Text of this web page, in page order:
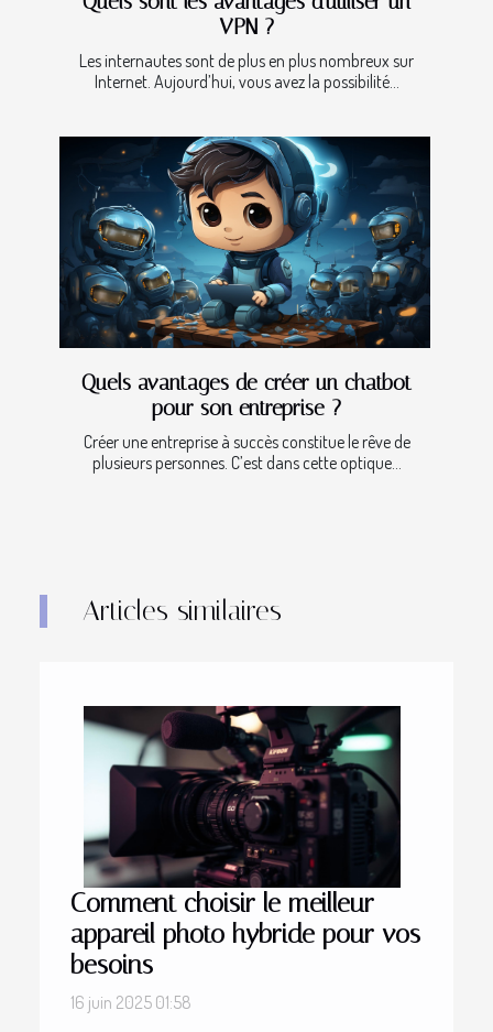
VPN ?
Les internautes sont de plus en plus nombreux sur
Internet. Aujourd’hui, vous avez la possibilité...
Quels avantages de créer un chatbot
pour son entreprise ?
Créer une entreprise à succès constitue le rêve de
plusieurs personnes. C’est dans cette optique...
Articles similaires
Comment choisir le meilleur
appareil photo hybride pour vos
besoins
16 juin 2025 01:58